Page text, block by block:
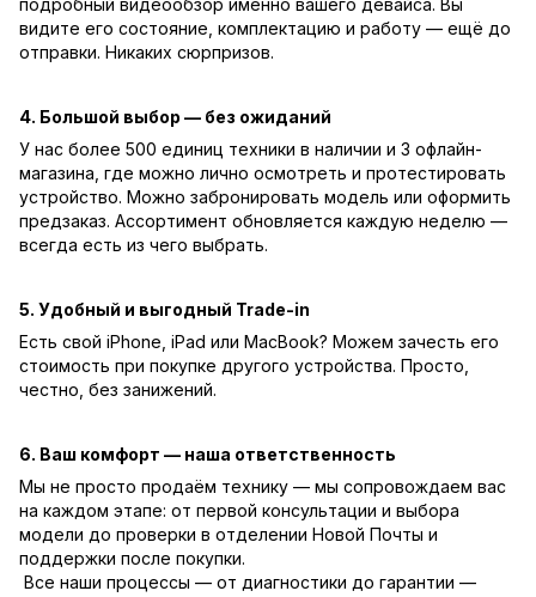
видите его состояние, комплектацию и работу — ещё до
отправки. Никаких сюрпризов.
4. Большой выбор — без ожиданий
У нас более 500 единиц техники в наличии и 3 офлайн-
магазина, где можно лично осмотреть и протестировать
устройство. Можно забронировать модель или оформить
предзаказ. Ассортимент обновляется каждую неделю —
всегда есть из чего выбрать.
5. Удобный и выгодный Trade-in
Есть свой iPhone, iPad или MacBook? Можем зачесть его
стоимость при покупке другого устройства. Просто,
честно, без занижений.
6. Ваш комфорт — наша ответственность
Мы не просто продаём технику — мы сопровождаем вас
на каждом этапе: от первой консультации и выбора
модели до проверки в отделении Новой Почты и
поддержки после покупки.
Все наши процессы — от диагностики до гарантии —